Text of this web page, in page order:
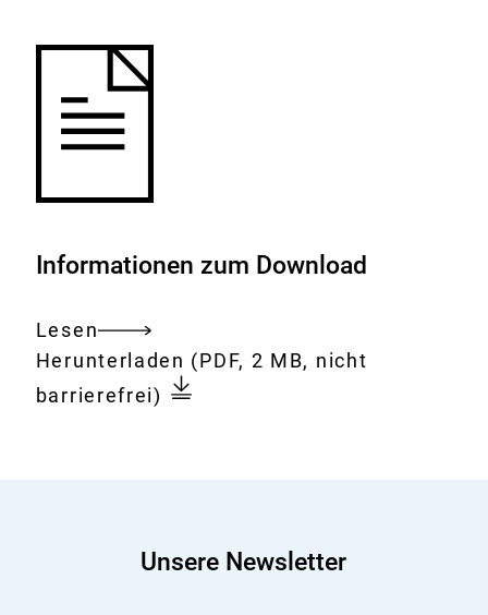
Informationen zum Download
Lesen
Gesamtes
Dokument
Download:
Herunterladen BfR
in
(PDF, 2 MB, nicht
barrierefrei)
Unsere Newsletter